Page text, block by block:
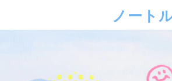
ノート